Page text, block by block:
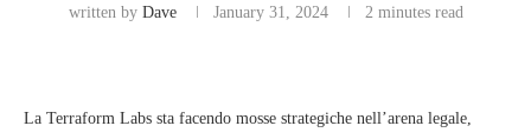
written by Dave January 31, 2024 2 minutes read
La Terraform Labs sta facendo mosse strategiche nell’arena legale,